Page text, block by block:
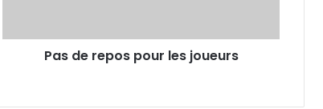
Pas de repos pour les joueurs